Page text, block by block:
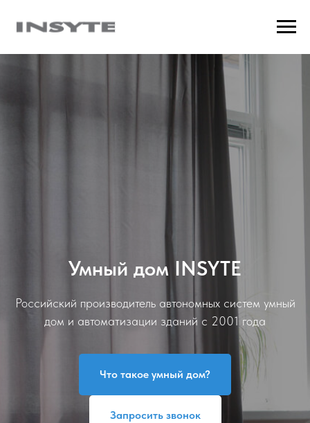
Умный дом INSYTE
Российский производитель автономных систем умный
дом и автоматизации зданий с 2001 года
Что такое умный дом?
Запросить звонок